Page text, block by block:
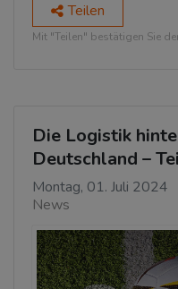
Teilen
Mit "Teilen" bestätigen Sie
Die Logistik
Deutschland –
Montag, 01. Juli 2024
News